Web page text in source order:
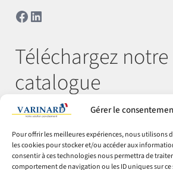
Gérer le
Pour offrir les meilleures expériences, nous utilisons
les cookies pour stocker et/ou accéder aux
consentir à ces technologies nous permettra de
comportement de navigation ou les ID uniques sur ce
Facebook
LinkedIn
Téléchargez notre
catalogue